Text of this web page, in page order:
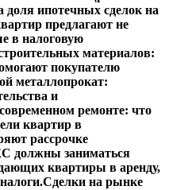
доля ипотечных сделок на
предлагают не
в налоговую
материалов:
покупателю
металлопрокат:
и
ремонте: что
квартир в
рассрочке
должны заниматься
квартиры в аренду,
Сделки на рынке